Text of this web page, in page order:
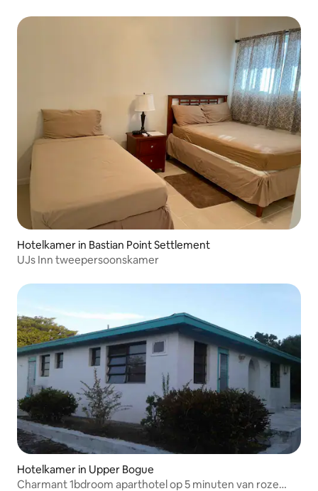
Hotelkamer in Bastian Point Settlement
UJs Inn tweepersoonskamer
Hotelkamer in Upper Bogue
Charmant 1bdroom aparthotel op 5 minuten van roze